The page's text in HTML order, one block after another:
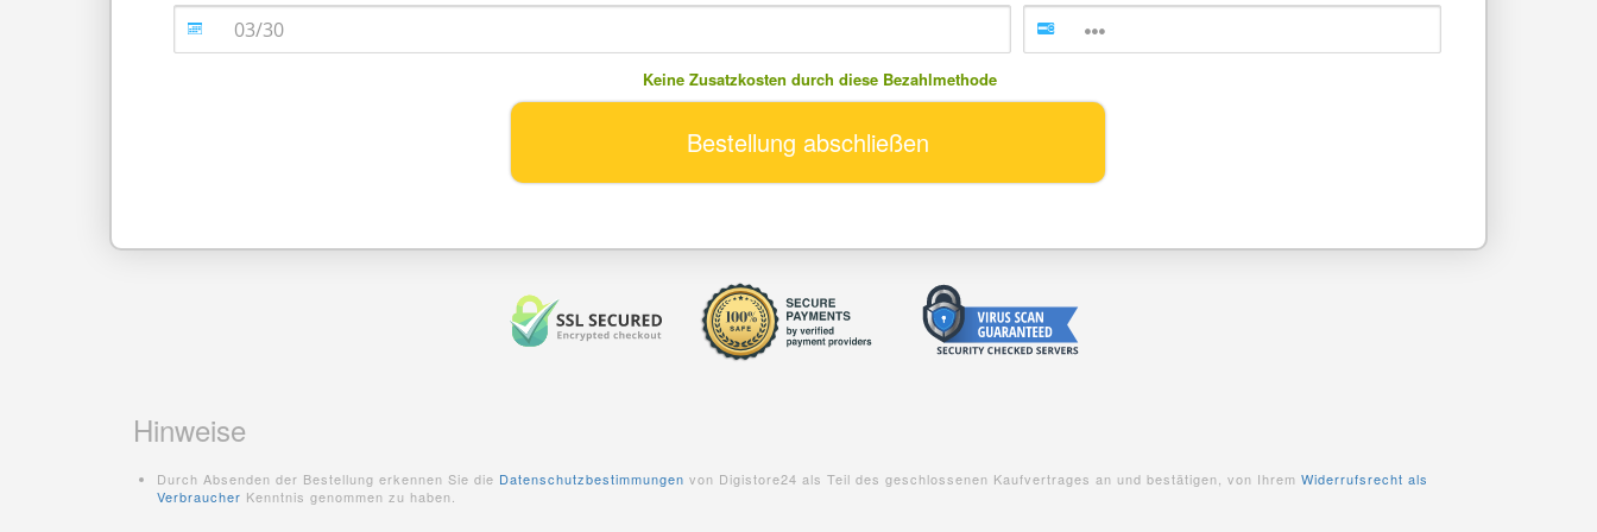
Keine Zusatzkosten durch diese Bezahlmethode
Bestellung abschließen
Hinweise
Durch Absenden der Bestellung erkennen Sie die Datenschutzbestimmungen von Digistore24 als Teil des geschlossenen Kaufvertrages an und bestätigen, von Ihrem Widerrufsrecht als
Verbraucher Kenntnis genommen zu haben.